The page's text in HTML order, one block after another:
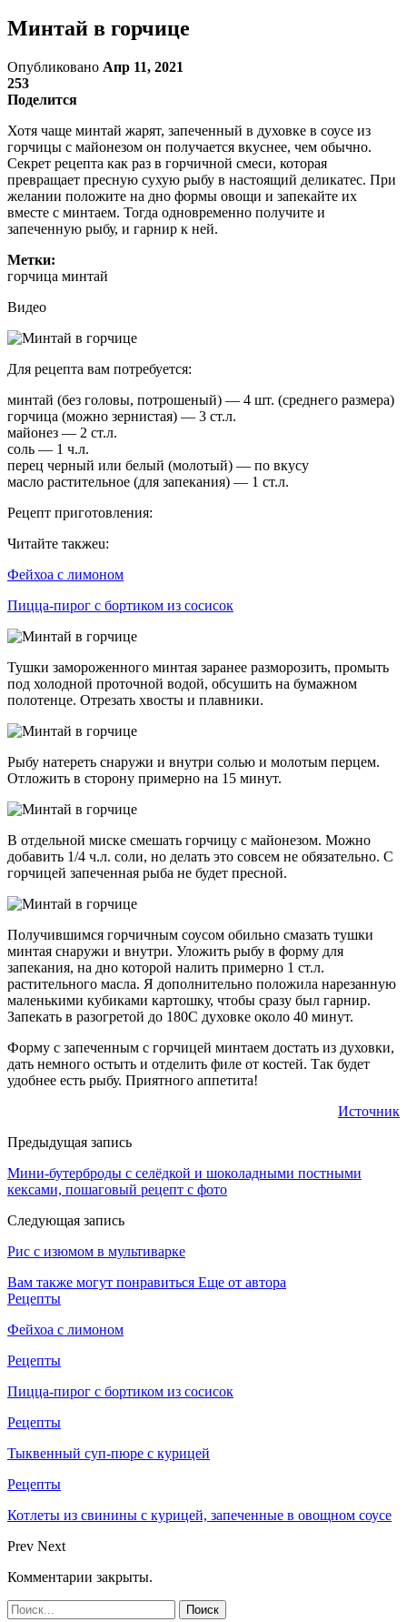
Минтай в горчице
Опубликовано Апр 11, 2021
253
Поделится
Хотя чаще минтай жарят, запеченный в духовке в соусе из
горчицы с майонезом он получается вкуснее, чем обычно.
Секрет рецепта как раз в горчичной смеси, которая
превращает пресную сухую рыбу в настоящий деликатес. При
желании положите на дно формы овощи и запекайте их
вместе с минтаем. Тогда одновременно получите и
запеченную рыбу, и гарнир к ней.
Метки:
горчица минтай
Видео
Для рецепта вам потребуется:
минтай (без головы, потрошеный) — 4 шт. (среднего размера)
горчица (можно зернистая) — 3 ст.л.
майонез — 2 ст.л.
соль — 1 ч.л.
перец черный или белый (молотый) — по вкусу
масло растительное (для запекания) — 1 ст.л.
Рецепт приготовления:
Читайте такжеu:
Фейхоа с лимоном
Пицца-пирог с бортиком из сосисок
Тушки замороженного минтая заранее разморозить, промыть
под холодной проточной водой, обсушить на бумажном
полотенце. Отрезать хвосты и плавники.
Рыбу натереть снаружи и внутри солью и молотым перцем.
Отложить в сторону примерно на 15 минут.
В отдельной миске смешать горчицу с майонезом. Можно
добавить 1/4 ч.л. соли, но делать это совсем не обязательно. С
горчицей запеченная рыба не будет пресной.
Получившимся горчичным соусом обильно смазать тушки
минтая снаружи и внутри. Уложить рыбу в форму для
запекания, на дно которой налить примерно 1 ст.л.
растительного масла. Я дополнительно положила нарезанную
маленькими кубиками картошку, чтобы сразу был гарнир.
Запекать в разогретой до 180С духовке около 40 минут.
Форму с запеченным с горчицей минтаем достать из духовки,
дать немного остыть и отделить филе от костей. Так будет
удобнее есть рыбу. Приятного аппетита!
Источник
Предыдущая запись
Мини-бутерброды с селёдкой и шоколадными постными
кексами, пошаговый рецепт с фото
Следующая запись
Рис с изюмом в мультиварке
Вам также могут понравиться Еще от автора
Рецепты
Фейхоа с лимоном
Рецепты
Пицца-пирог с бортиком из сосисок
Рецепты
Тыквенный суп-пюре с курицей
Рецепты
Котлеты из свинины с курицей, запеченные в овощном соусе
Prev Next
Комментарии закрыты.